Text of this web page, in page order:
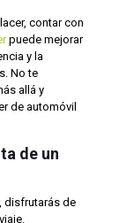
contar con
puede mejorar
y la
No te
allá y
de automóvil
de un
disfrutarás de